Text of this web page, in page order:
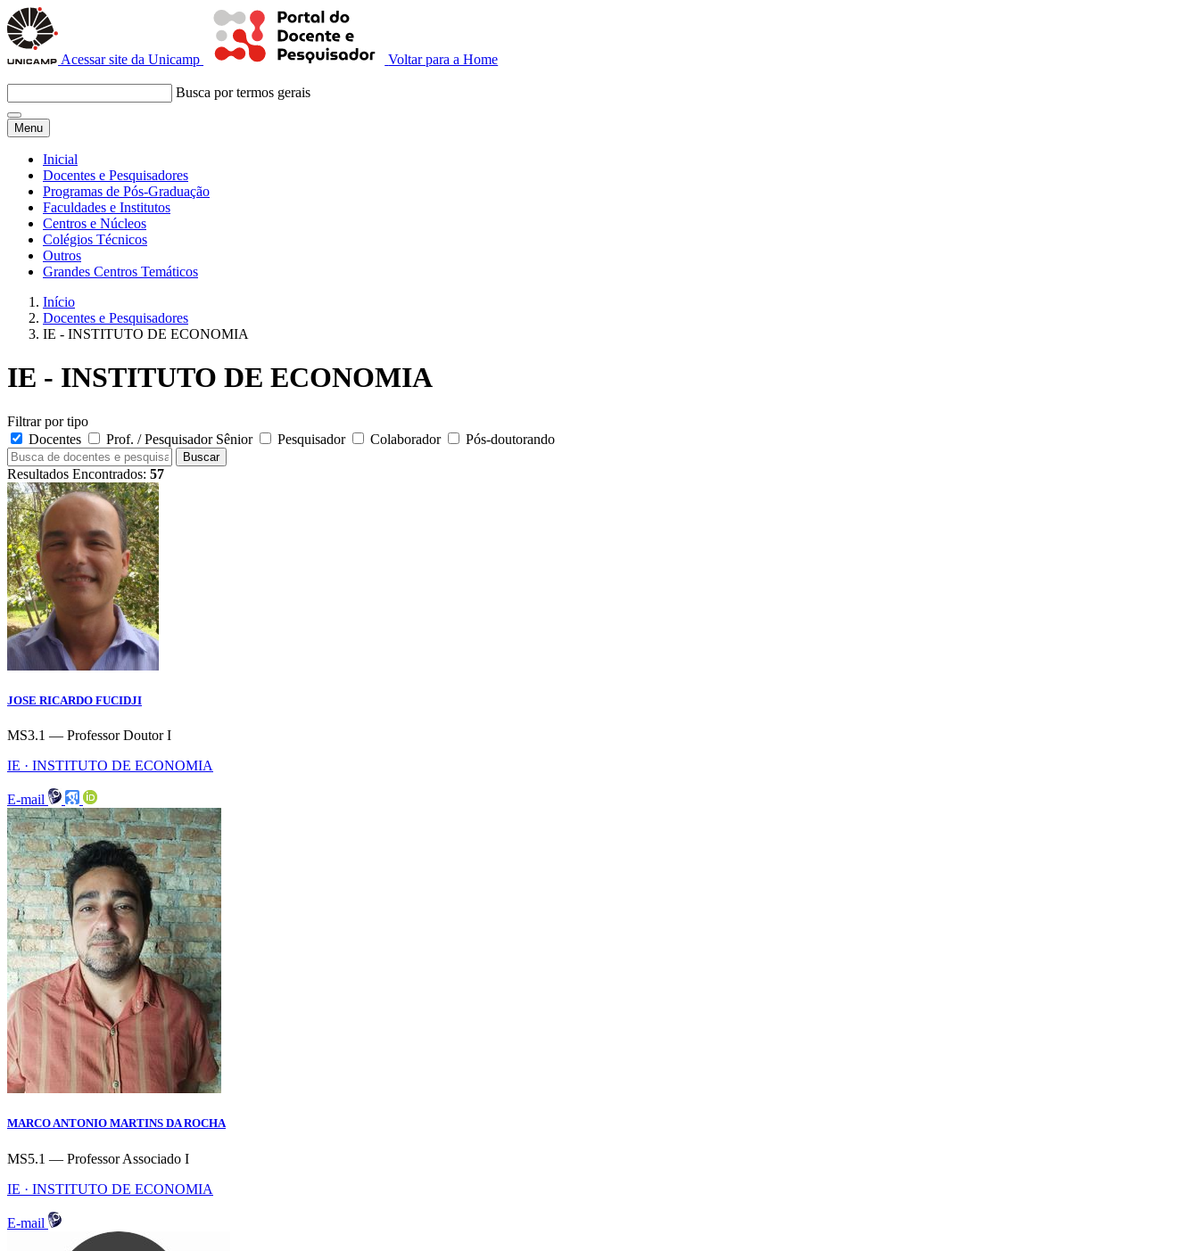
Acessar site da Unicamp Voltar para a Home
Busca por termos gerais
Menu
Inicial
Docentes e Pesquisadores
Programas de Pós-Graduação
Faculdades e Institutos
Centros e Núcleos
Colégios Técnicos
Outros
Grandes Centros Temáticos
Início
Docentes e Pesquisadores
IE - INSTITUTO DE ECONOMIA
IE - INSTITUTO DE ECONOMIA
Filtrar por tipo
Docentes
Prof. / Pesquisador Sênior Pesquisador Colaborador Pós-doutorando
Buscar
Resultados Encontrados: 57
JOSE RICARDO FUCIDJI
MS3.1 — Professor Doutor I
IE · INSTITUTO DE ECONOMIA
E-mail
MARCO ANTONIO MARTINS DA ROCHA
MS5.1 — Professor Associado I
IE · INSTITUTO DE ECONOMIA
E-mail